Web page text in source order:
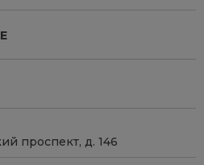
проспект, д. 146